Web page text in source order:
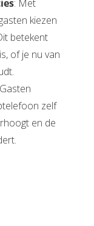
: Met
kiezen
betekent
of je nu van
zelf
en de